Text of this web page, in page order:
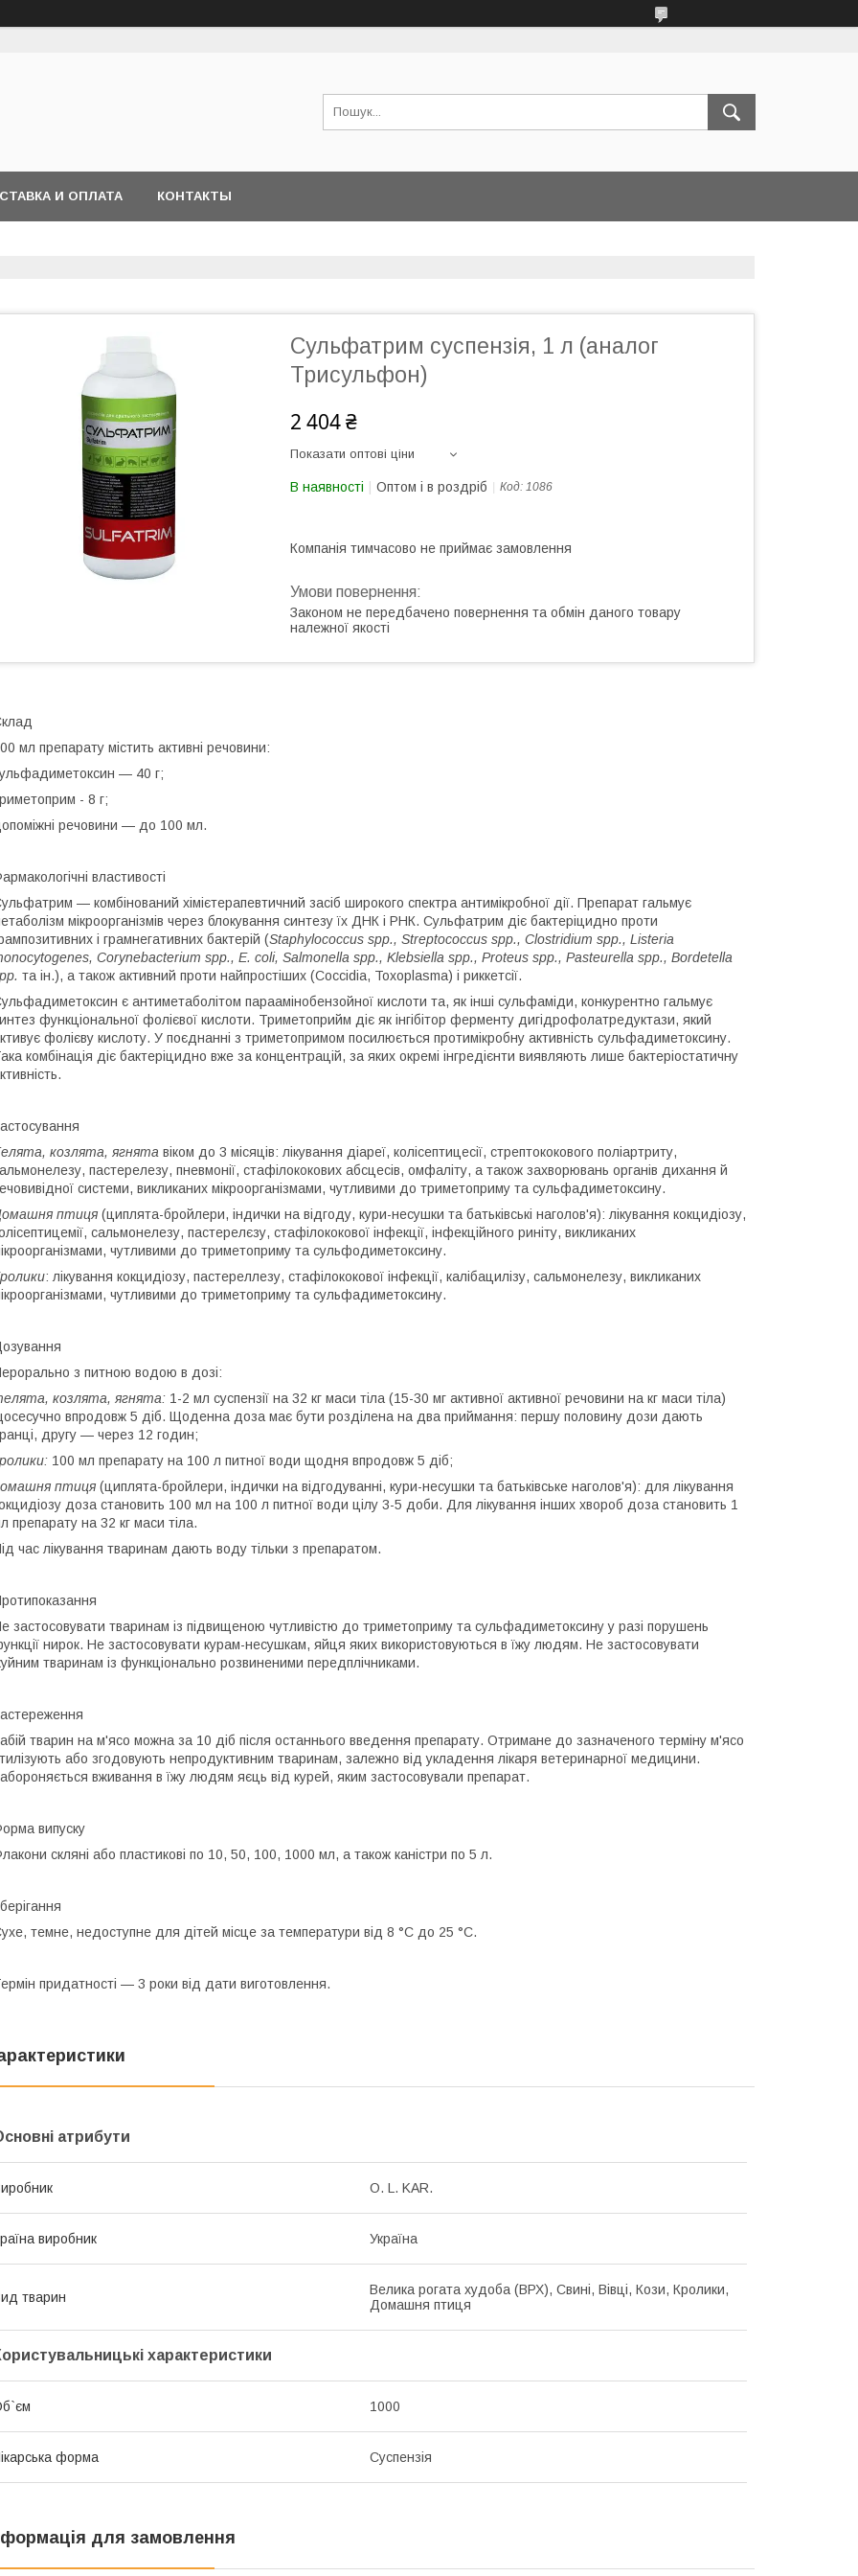
И ОПЛАТА КОНТАКТЫ
Сульфатрим суспензія, 1 л (аналог
Трисульфон)
2 404 ₴
Показати оптові ціни
В наявності Оптом і в роздріб Код: 1086
Компанія тимчасово не приймає замовлення
Законом не передбачено повернення та обмін даного товару
належної якості
мл препарату містить активні речовини:
— 40 г;
- 8 г;
речовини — до 100 мл.
властивості
— комбінований хімієтерапевтичний засіб широкого спектра антимікробної дії. Препарат гальмує
мікроорганізмів через блокування синтезу їх ДНК і РНК. Сульфатрим діє бактеріцидно проти
і грамнегативних бактерій (Staphylococcus spp., Streptococcus spp., Clostridium spp., Listeria
Corynebacterium spp., E. coli, Salmonella spp., Klebsiella spp., Proteus spp., Pasteurella spp., Bordetella
та ін.), а також активний проти найпростіших (Coccidia, Toxoplasma) і риккетсії.
є антиметаболітом параамінобензойної кислоти та, як інші сульфаміди, конкурентно гальмує
функціональної фолієвої кислоти. Триметоприйм діє як інгібітор ферменту дигідрофолатредуктази, який
фолієву кислоту. У поєднанні з триметопримом посилюється протимікробну активність сульфадиметоксину.
комбінація діє бактеріцидно вже за концентрацій, за яких окремі інгредієнти виявляють лише бактеріостатичну
козлята, ягнята віком до 3 місяців: лікування діареї, колісептицесії, стрептококового поліартриту,
пастерелезу, пневмонії, стафілококових абсцесів, омфаліту, а також захворювань органів дихання й
системи, викликаних мікроорганізмами, чутливими до триметоприму та сульфадиметоксину.
птиця (циплята-бройлери, індички на відгоду, кури-несушки та батьківські наголов'я): лікування кокцидіозу,
сальмонелезу, пастерелєзу, стафілококової інфекції, інфекційного риніту, викликаних
чутливими до триметоприму та сульфодиметоксину.
: лікування кокцидіозу, пастереллезу, стафілококової інфекції, калібацилізу, сальмонелезу, викликаних
чутливими до триметоприму та сульфадиметоксину.
з питною водою в дозі:
козлята, ягнята: 1-2 мл суспензії на 32 кг маси тіла (15-30 мг активної активної речовини на кг маси тіла)
впродовж 5 діб. Щоденна доза має бути розділена на два приймання: першу половину дози дають
другу — через 12 годин;
100 мл препарату на 100 л питної води щодня впродовж 5 діб;
птиця (циплята-бройлери, індички на відгодуванні, кури-несушки та батьківське наголов'я): для лікування
доза становить 100 мл на 100 л питної води цілу 3-5 доби. Для лікування інших хвороб доза становить 1
препарату на 32 кг маси тіла.
час лікування тваринам дають воду тільки з препаратом.
застосовувати тваринам із підвищеною чутливістю до триметоприму та сульфадиметоксину у разі порушень
нирок. Не застосовувати курам-несушкам, яйця яких використовуються в їжу людям. Не застосовувати
тваринам із функціонально розвиненими передплічниками.
тварин на м'ясо можна за 10 діб після останнього введення препарату. Отримане до зазначеного терміну м'ясо
або згодовують непродуктивним тваринам, залежно від укладення лікаря ветеринарної медицини.
вживання в їжу людям яєць від курей, яким застосовували препарат.
випуску
скляні або пластикові по 10, 50, 100, 1000 мл, а також каністри по 5 л.
темне, недоступне для дітей місце за температури від 8 °C до 25 °C.
придатності — 3 роки від дати виготовлення.
атрибути
O. L. KAR.
виробник Україна
тварин
Велика рогата худоба (ВРХ), Свині, Вівці, Кози, Кролики,
Домашня птиця
характеристики
1000
форма Суспензія
для замовлення